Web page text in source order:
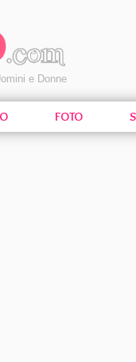
e Donne
FOTO